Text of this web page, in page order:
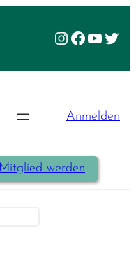
Instagram
Facebook
Anmelden
Mitglied werden